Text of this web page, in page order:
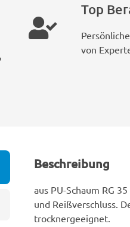
Top
von
Beschreibung
aus PU-Schaum RG
und Reißverschluss.
trocknergeeignet.